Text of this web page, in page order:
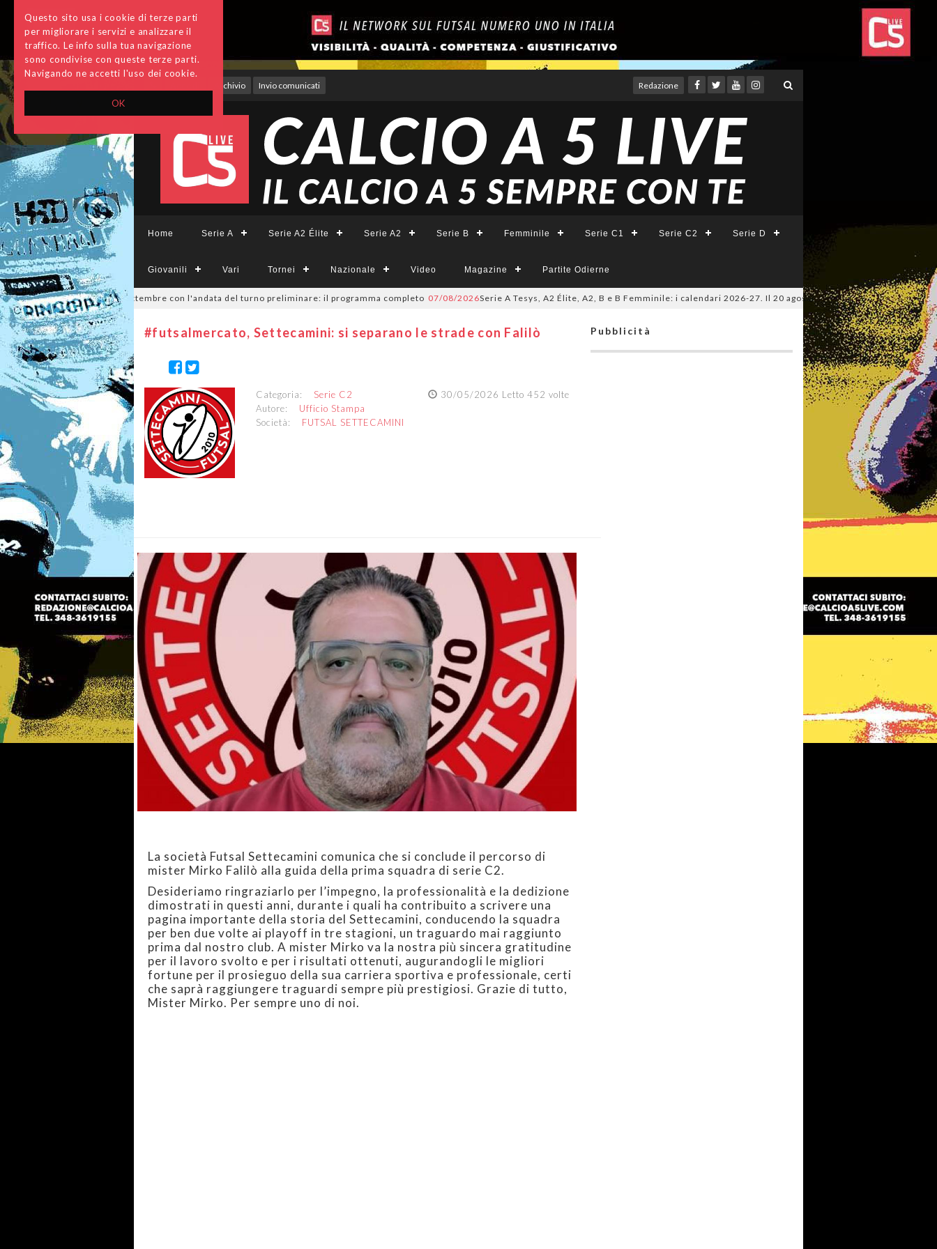
OK
Questo sito usa i cookie di terze parti
per migliorare i servizi e analizzare il
traffico. Le info sulla tua navigazione
sono condivise con queste terze parti.
Navigando ne accetti l'uso dei cookie.
Archivio Invio comunicati Redazione
Home Serie A Serie A2 Élite Serie A2 Serie B Femminile Serie C1 Serie C2 Serie D
Giovanili Vari Tornei Nazionale Video Magazine Partite Odierne
si parte il 19 settembre con l'andata del turno preliminare: il programma completo 07/08/2026Serie A Tesys, A2 Élite, A2, B e B Femminile: i calendari 2026-27. Il 20 agosto la presentazione della Serie A
#futsalmercato, Settecamini: si separano le strade con Falilò
30/05/2026 Letto 452 volte
Categoria: Serie C2
Autore: Ufficio Stampa
Società: FUTSAL SETTECAMINI
La società Futsal Settecamini comunica che si conclude il percorso di
mister Mirko Falilò alla guida della prima squadra di serie C2.
Desideriamo ringraziarlo per l’impegno, la professionalità e la dedizione
dimostrati in questi anni, durante i quali ha contribuito a scrivere una
pagina importante della storia del Settecamini, conducendo la squadra
per ben due volte ai playoff in tre stagioni, un traguardo mai raggiunto
prima dal nostro club. A mister Mirko va la nostra più sincera gratitudine
per il lavoro svolto e per i risultati ottenuti, augurandogli le migliori
fortune per il prosieguo della sua carriera sportiva e professionale, certi
che saprà raggiungere traguardi sempre più prestigiosi. Grazie di tutto,
Mister Mirko. Per sempre uno di noi.
Pubblicità